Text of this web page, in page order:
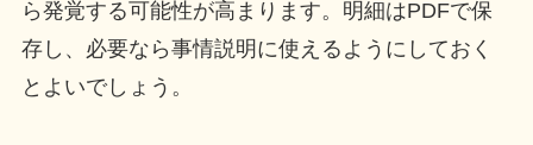
ら発覚する可能性が高まります。明細はPDFで保
存し、必要なら事情説明に使えるようにしておく
とよいでしょう。